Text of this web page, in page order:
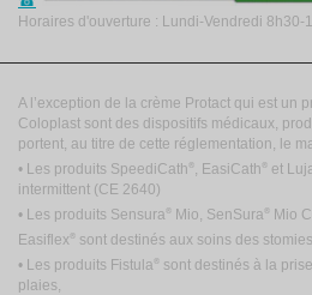
Horaires d'ouverture : Lundi-Vendredi 8h30-
A l’exception de la crème Protact qui est un
Coloplast sont des dispositifs médicaux,
portent, au titre de cette réglementation, le
• Les produits SpeediCath ® , EasiCath ® et
intermittent (CE 2640)
• Les produits Sensura ® Mio, SenSura ® Mio
Easiflex ®
sont destinés aux soins des stomies,
• Les produits Fistula ®
sont destinés à la
plaies,